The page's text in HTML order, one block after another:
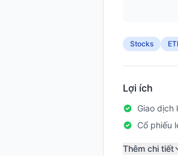
Stocks
Lợi ích
Giao dịch
Cổ phiếu
Thêm chi tiết